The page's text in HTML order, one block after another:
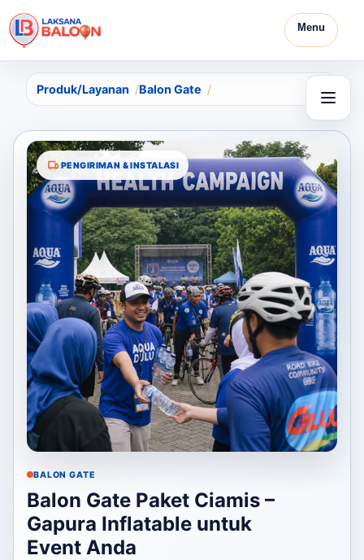
Menu
Produk/Layanan Balon Gate
PENGIRIMAN & INSTALASI
BALON GATE
Balon Gate Paket Ciamis –
Gapura Inflatable untuk
Event Anda